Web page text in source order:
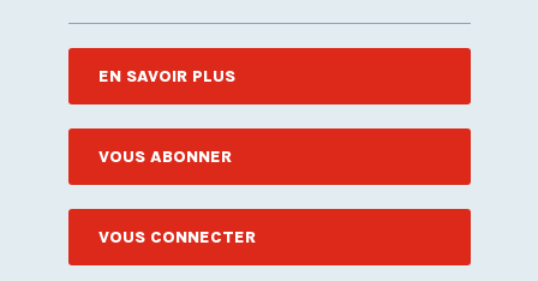
EN SAVOIR PLUS
VOUS ABONNER
VOUS CONNECTER